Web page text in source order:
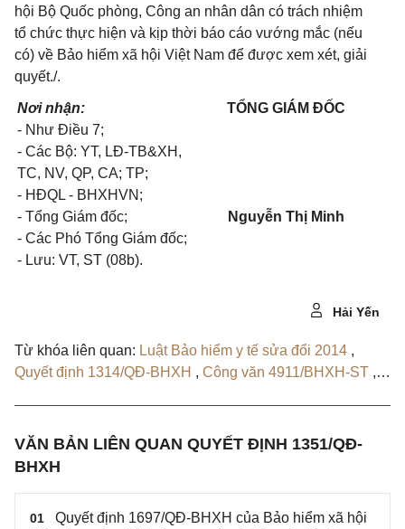
hội Bộ Quốc phòng, Công an nhân dân có trách nhiệm
tổ chức thực hiện và kịp thời báo cáo vướng mắc (nếu
có) về Bảo hiểm xã hội Việt Nam để được xem xét, giải
quyết./.
Nơi nhận:
- Như Điều 7;
- Các Bộ: YT, LĐ-TB&XH,
TC, NV, QP, CA; TP;
- HĐQL - BHXHVN;
- Tổng Giám đốc;
- Các Phó Tổng Giám đốc;
- Lưu: VT, ST (08b).
TỔNG GIÁM ĐỐC
Nguyễn Thị Minh
Hải Yến
Từ khóa liên quan: Luật Bảo hiểm y tế sửa đổi 2014 ,
Quyết định 1314/QĐ-BHXH , Công văn 4911/BHXH-ST ,
VĂN BẢN LIÊN QUAN QUYẾT ĐỊNH 1351/QĐ-
BHXH
01
Quyết định 1697/QĐ-BHXH của Bảo hiểm xã hội